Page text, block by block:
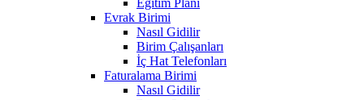
Evrak Birimi
Nasıl Gidilir
Birim Çalışanları
İç Hat Telefonları
Faturalama Birimi
Nasıl Gidilir